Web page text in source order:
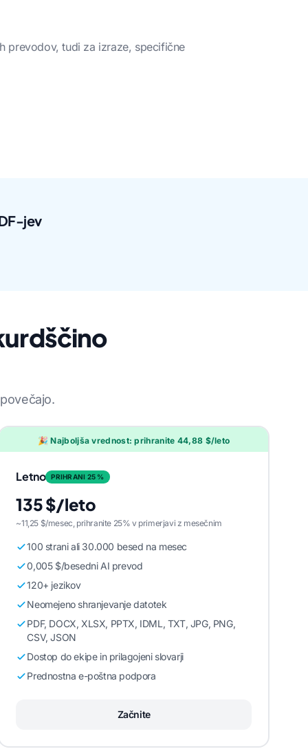
prevodov, tudi za izraze, specifične
jev
🎉 Najboljša vrednost: prihranite 44,88 $/leto
Letno PRIHRANI 25 %
135 $/leto
~11,25 $/mesec, prihranite 25% v primerjavi z mesečnim
100 strani ali 30.000 besed na mesec
0,005 $/besedni AI prevod
120+ jezikov
Neomejeno shranjevanje datotek
PDF, DOCX, XLSX, PPTX, IDML, TXT, JPG, PNG,
CSV, JSON
Dostop do ekipe in prilagojeni slovarji
Prednostna e-poštna podpora
Začnite